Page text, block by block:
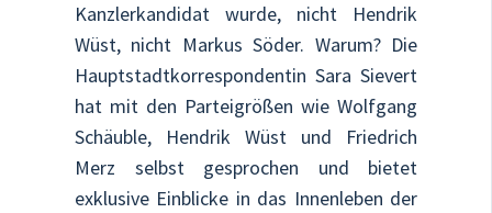
Kanzlerkandidat wurde, nicht Hendrik
Wüst, nicht Markus Söder. Warum? Die
Hauptstadtkorrespondentin Sara Sievert
hat mit den Parteigrößen wie Wolfgang
Schäuble, Hendrik Wüst und Friedrich
Merz selbst gesprochen und bietet
exklusive Einblicke in das Innenleben der